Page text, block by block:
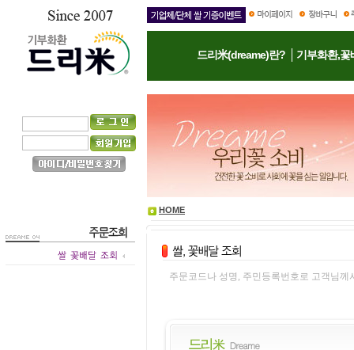
드리米(dreame)란? 기부화환,꽃
HOME
주문코드나 성명, 주민등록번호로 고객님께